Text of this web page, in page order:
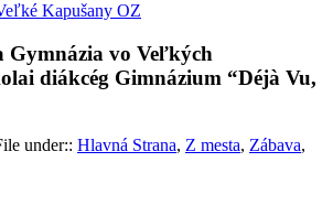
Kapušany OZ
Gymnázia vo Veľkých
diákcég Gimnázium “Déjà Vu,
under:: Hlavná Strana, Z mesta, Zábava,